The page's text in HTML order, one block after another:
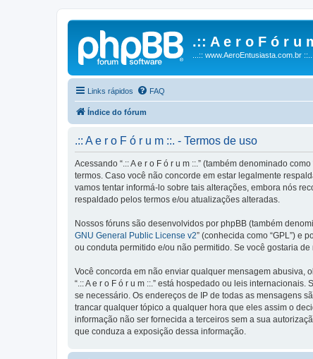
.:: A e r o F ó r u
...:: www.AeroEntusiasta.com.br ::...
Links rápidos FAQ
Índice do fórum
.:: A e r o F ó r u m ::. - Termos de uso
Acessando “.:: A e r o F ó r u m ::.” (também denominado
termos. Caso você não concorde em estar legalmente
vamos tentar informá-lo sobre tais alterações, embora nós
respaldado pelos termos e/ou atualizações alteradas.
Nossos fóruns são desenvolvidos por phpBB (também
GNU General Public License v2” (conhecida como “GPL”) e
ou conduta permitido e/ou não permitido. Se você gostaria
Você concorda em não enviar qualquer mensagem abusiva,
“.:: A e r o F ó r u m ::.” está hospedado ou leis
se necessário. Os endereços de IP de todas as mensagens
trancar qualquer tópico a qualquer hora que eles assim o
informação não ser fornecida a terceiros sem a sua
que conduza a exposição dessa informação.